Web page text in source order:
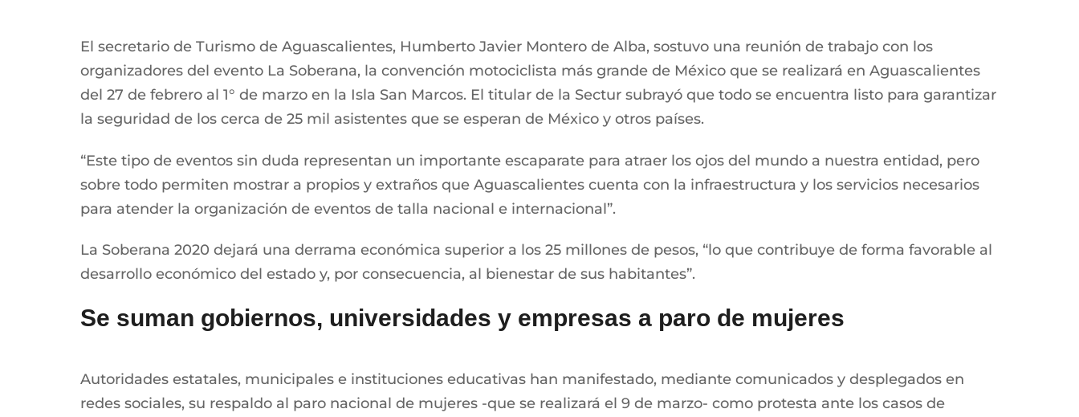
El secretario de Turismo de Aguascalientes, Humberto Javier Montero de Alba, sostuvo una reunión de trabajo con los
organizadores del evento La Soberana, la convención motociclista más grande de México que se realizará en Aguascalientes
del 27 de febrero al 1° de marzo en la Isla San Marcos. El titular de la Sectur subrayó que todo se encuentra listo para garantizar
la seguridad de los cerca de 25 mil asistentes que se esperan de México y otros países.
“Este tipo de eventos sin duda representan un importante escaparate para atraer los ojos del mundo a nuestra entidad, pero
sobre todo permiten mostrar a propios y extraños que Aguascalientes cuenta con la infraestructura y los servicios necesarios
para atender la organización de eventos de talla nacional e internacional”.
La Soberana 2020 dejará una derrama económica superior a los 25 millones de pesos, “lo que contribuye de forma favorable al
desarrollo económico del estado y, por consecuencia, al bienestar de sus habitantes”.
Se suman gobiernos, universidades y empresas a paro de mujeres
Autoridades estatales, municipales e instituciones educativas han manifestado, mediante comunicados y desplegados en
redes sociales, su respaldo al paro nacional de mujeres -que se realizará el 9 de marzo- como protesta ante los casos de